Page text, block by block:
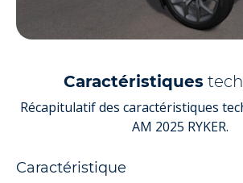
Caractéristiques
Récapitulatif des caractéristiques
AM 2025 RYKER.
Caractéristique